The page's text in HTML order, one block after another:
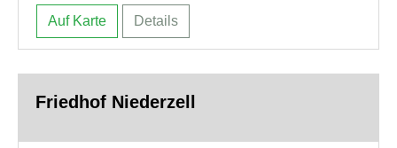
Auf Karte Details
Friedhof Niederzell